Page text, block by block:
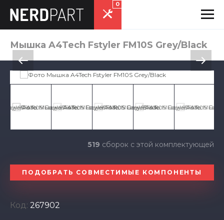
0
Мышка A4Tech Fstyler FM10S Grey/Black
Код: 267902
519 сборок с этой комплектующей
ПОДОБРАТЬ СОВМЕСТИМЫЕ КОМПОНЕНТЫ